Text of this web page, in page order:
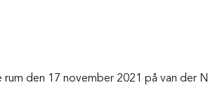
den 17 november 2021 på van